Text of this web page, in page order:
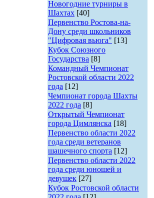
Новогодние турниры в
Шахтах [40]
Первенство Ростова-на-
Дону среди школьников
"Цифровая вьюга" [13]
Кубок Союзного
Государства [8]
Командный Чемпионат
Ростовской области 2022
года [12]
Чемпионат города Шахты
2022 года [8]
Открытый Чемпионат
города Цимлянска [18]
Первенство области 2022
года среди ветеранов
шашечного спорта [12]
Первенство области 2022
года среди юношей и
девушек [27]
Кубок Ростовской области